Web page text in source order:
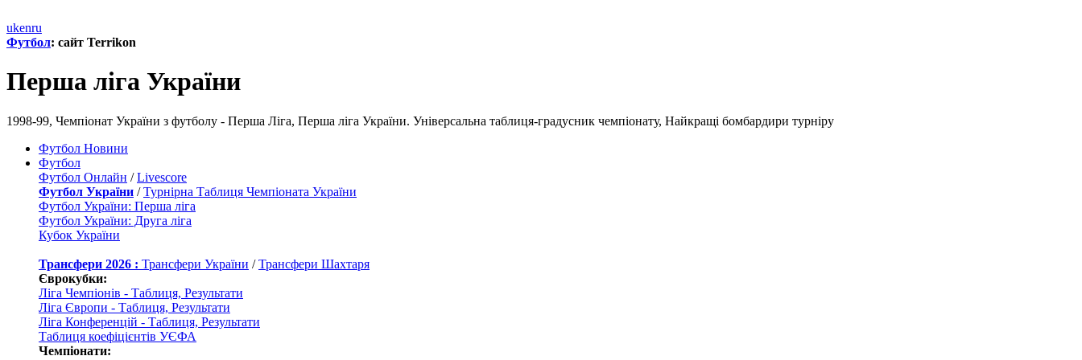
ukenru
Футбол: сайт Terrikon
Перша ліга України
1998-99, Чемпіонат України з футболу - Перша Ліга, Перша ліга України. Універсальна таблиця-градусник чемпіонату, Найкращі бомбардири турніру
Футбол Новини
Футбол
Футбол Онлайн /Livescore
Футбол України /Турнірна Таблиця Чемпіоната України
Футбол України: Перша ліга
Футбол України: Друга ліга
Кубок України
Трансфери 2026 : Трансфери України /Трансфери Шахтаря
Єврокубки:
Ліга Чемпіонів - Таблиця, Результати
Ліга Європи - Таблиця, Результати
Ліга Конференцій - Таблиця, Результати
Таблиця коефіцієнтів УЄФА
Чемпіонати: